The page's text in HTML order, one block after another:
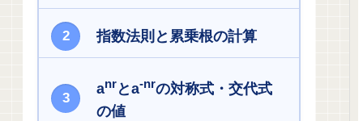
指数法則と累乗根の計算
anrとa-nrの対称式・交代式
の値